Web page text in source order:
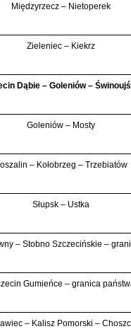
Międzyrzecz – Nietoperek
Zieleniec – Kiekrz
Dąbie – Goleniów –
Goleniów – Mosty
– Kołobrzeg – Trzebiatów
Słupsk – Ustka
– Stobno Szczecińskie –
Gumieńce – granica
– Kalisz Pomorski –